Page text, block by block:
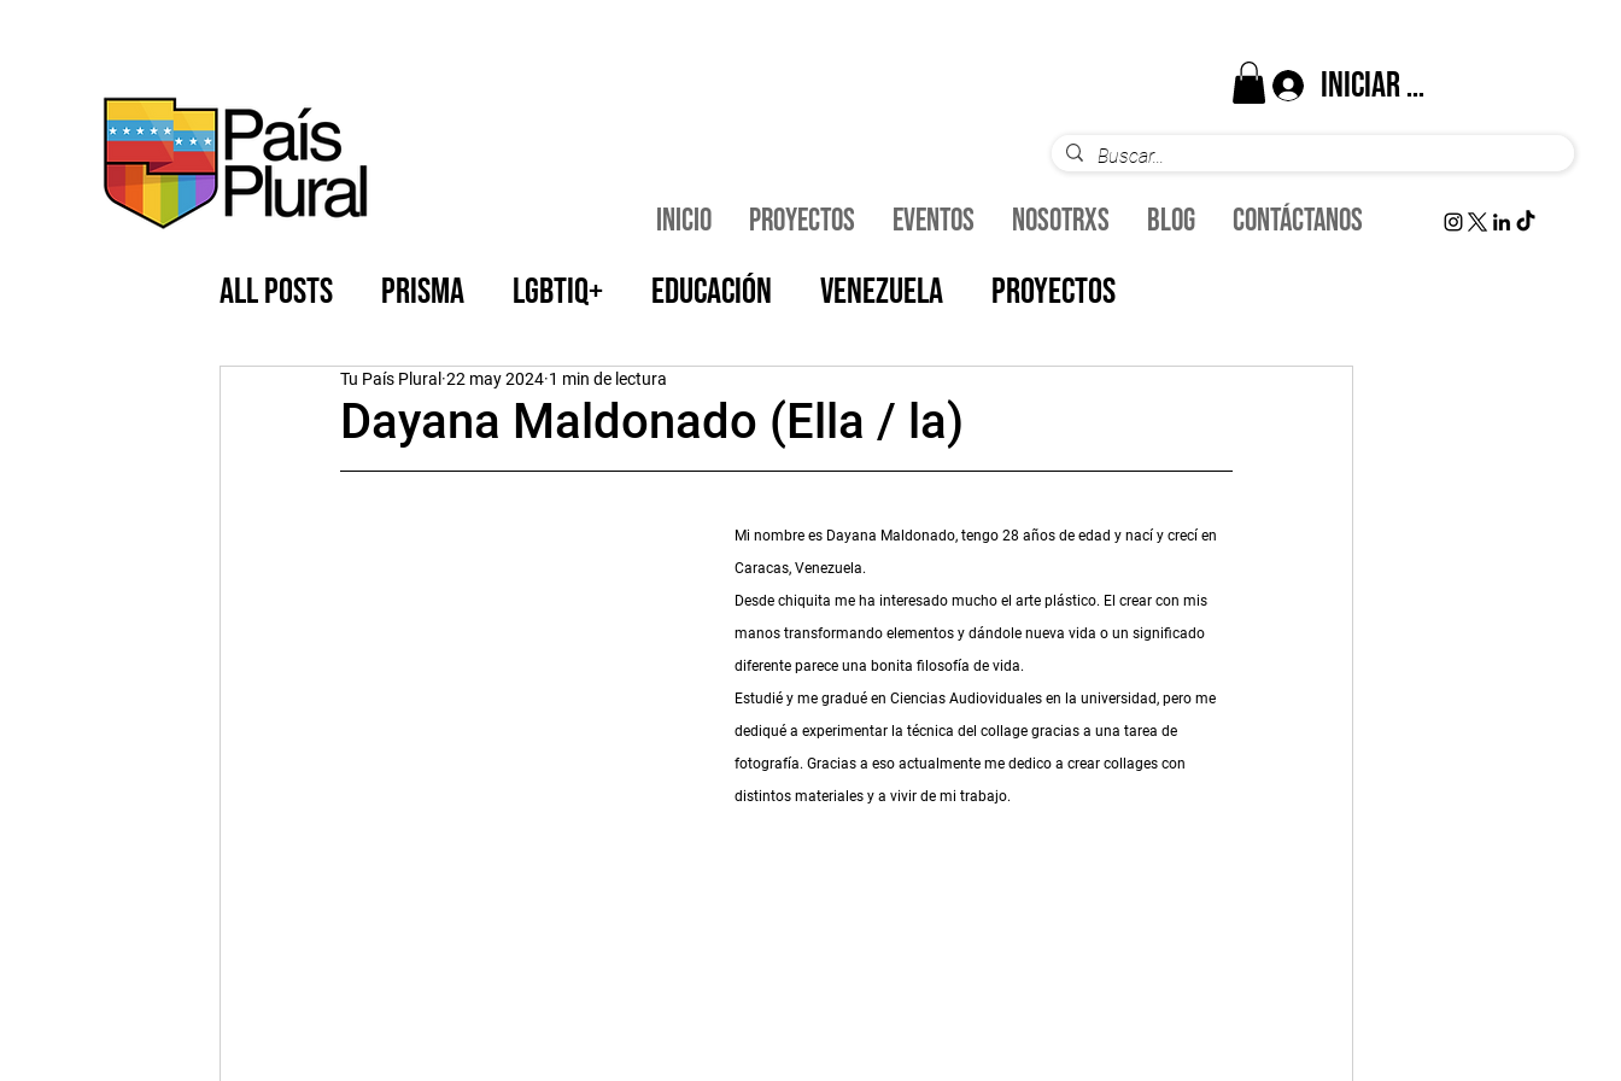
Inicio Proyectos Eventos Nosotrxs Blog Contáctanos
Iniciar sesión
All Posts PRISMA LGBTIQ+ Educación Venezuela Proyectos
Nuestra Comunidad Opinión Noticias Cuerpa Sentida
Feminismo La Vie en Queer Artistas La Vie En Queer
Dayana Maldonado (Ella / la)
Tu País Plural 22 may 2024 1 min de lectura
Mi nombre es Dayana Maldonado, tengo 28 años de edad y nací y crecí en
Caracas, Venezuela.
Desde chiquita me ha interesado mucho el arte plástico. El crear con mis
manos transformando elementos y dándole nueva vida o un significado
diferente parece una bonita filosofía de vida.
Estudié y me gradué en Ciencias Audioviduales en la universidad, pero me
dediqué a experimentar la técnica del collage gracias a una tarea de
fotografía. Gracias a eso actualmente me dedico a crear collages con
distintos materiales y a vivir de mi trabajo.